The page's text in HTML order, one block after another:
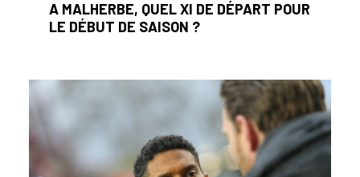
A MALHERBE, QUEL XI DE DÉPART POUR
LE DÉBUT DE SAISON ?